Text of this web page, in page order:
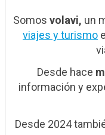
Somosvolavi, un
viajes y turismo
Desde hace
información y
Desde 2024